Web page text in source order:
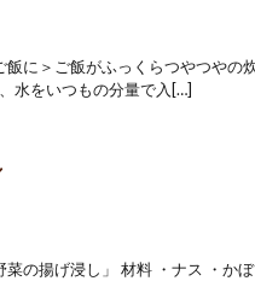
に＞ご飯がふっくらつやつやの
水をいつもの分量で入[…]
菜の揚げ浸し」 材料 ・ナス ・か